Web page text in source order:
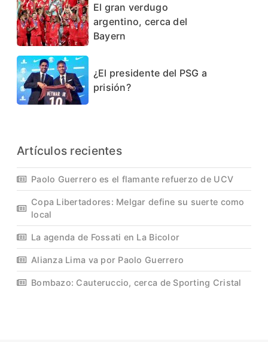
El gran verdugo
argentino, cerca del
Bayern
¿El presidente del PSG a
prisión?
Artículos recientes
Paolo Guerrero es el flamante refuerzo de UCV
Copa Libertadores: Melgar define su suerte como
local
La agenda de Fossati en La Bicolor
Alianza Lima va por Paolo Guerrero
Bombazo: Cauteruccio, cerca de Sporting Cristal